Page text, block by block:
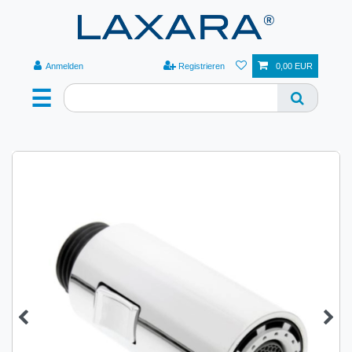
☰
Anmelden Registrieren 0,00 EUR